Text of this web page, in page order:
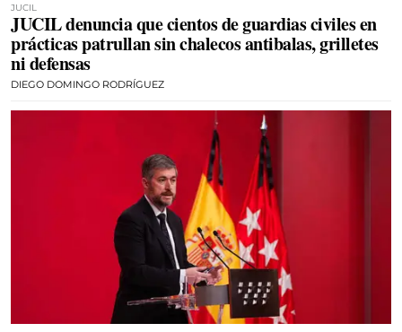
JUCIL
JUCIL denuncia que cientos de guardias civiles en
prácticas patrullan sin chalecos antibalas, grilletes
ni defensas
DIEGO DOMINGO RODRÍGUEZ